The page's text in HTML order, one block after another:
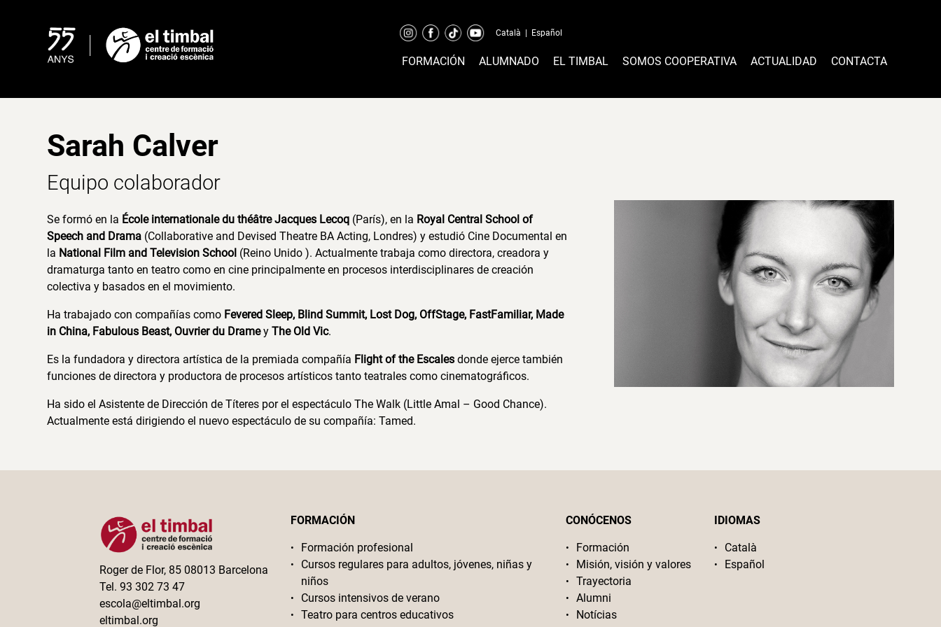
Català Español
FORMACIÓN ALUMNADO EL TIMBAL SOMOS COOPERATIVA ACTUALIDAD CONTACTA
Sarah Calver
Equipo colaborador
Se formó en la École internationale du théâtre Jacques Lecoq (París), en la Royal Central School of
Speech and Drama (Collaborative and Devised Theatre BA Acting, Londres) y estudió Cine Documental en
la National Film and Television School (Reino Unido ). Actualmente trabaja como directora, creadora y
dramaturga tanto en teatro como en cine principalmente en procesos interdisciplinares de creación
colectiva y basados en el movimiento.
Ha trabajado con compañías como Fevered Sleep, Blind Summit, Lost Dog, OffStage, FastFamiliar, Made
in China, Fabulous Beast, Ouvrier du DrameyThe Old Vic.
Es la fundadora y directora artística de la premiada compañía Flight of the Escales donde ejerce también
funciones de directora y productora de procesos artísticos tanto teatrales como cinematográficos.
Ha sido el Asistente de Dirección de Títeres por el espectáculo The Walk (Little Amal – Good Chance).
Actualmente está dirigiendo el nuevo espectáculo de su compañía: Tamed.
Roger de Flor, 85 08013 Barcelona
Tel. 93 302 73 47
escola@eltimbal.org
eltimbal.org
FORMACIÓN
Formación profesional
Cursos regulares para adultos, jóvenes, niñas y
niños
Cursos intensivos de verano
Teatro para centros educativos
CONÓCENOS
Formación
Misión, visión y valores
Trayectoria
Alumni
Notícias
IDIOMAS
Català
Español